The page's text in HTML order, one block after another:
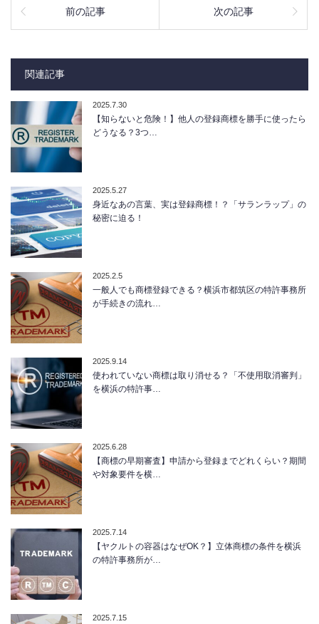
前の記事 次の記事
関連記事
2025.7.30
【知らないと危険！】他人の登録商標を勝手に使ったら
どうなる？3つ…
2025.5.27
身近なあの言葉、実は登録商標！？「サランラップ」の
秘密に迫る！
2025.2.5
一般人でも商標登録できる？横浜市都筑区の特許事務所
が手続きの流れ…
2025.9.14
使われていない商標は取り消せる？「不使用取消審判」
を横浜の特許事…
2025.6.28
【商標の早期審査】申請から登録までどれくらい？期間
や対象要件を横…
2025.7.14
【ヤクルトの容器はなぜOK？】立体商標の条件を横浜
の特許事務所が…
2025.7.15